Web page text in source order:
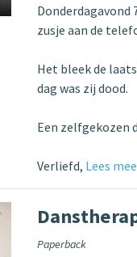
Donderdagavond
zusje aan de
Het bleek de
dag was zij dood.
Een zelfgekozen
Verliefd, Lees
Paperback